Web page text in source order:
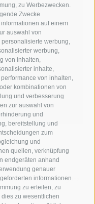
zu Werbezwecken.
Zwecke
auf einem
auswahl von
werbung,
werbung,
von inhalten,
inhalte,
von inhalten,
kombinationen von
und verbesserung
zur auswahl von
und
bereitstellung und
zum
und
quellen, verknüpfung
endgeräten anhand
genauer
informationen
zu erteilen, zu
zu wesentlichen
Bruneck
am Kronplatz ganz